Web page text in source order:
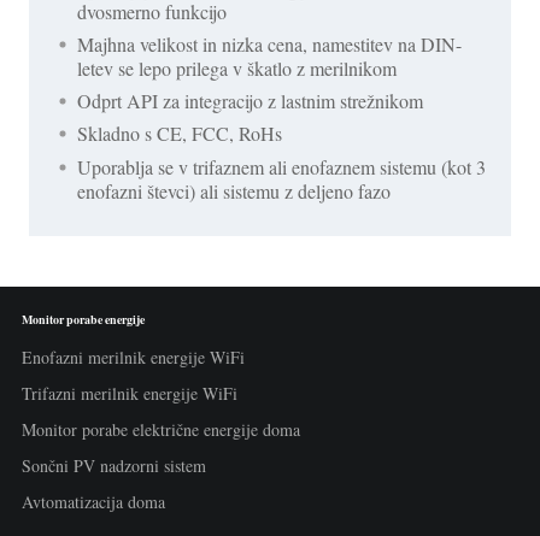
dvosmerno funkcijo
Majhna velikost in nizka cena, namestitev na DIN-
letev se lepo prilega v škatlo z merilnikom
Odprt API za integracijo z lastnim strežnikom
Skladno s CE, FCC, RoHs
Uporablja se v trifaznem ali enofaznem sistemu (kot 3
enofazni števci) ali sistemu z deljeno fazo
Monitor porabe energije
Enofazni merilnik energije WiFi
Trifazni merilnik energije WiFi
Monitor porabe električne energije doma
Sončni PV nadzorni sistem
Avtomatizacija doma